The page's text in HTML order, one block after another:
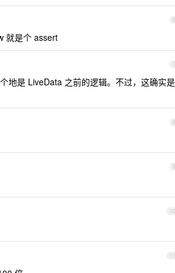
6
就是个 assert
7
地是 LiveData 之前的逻辑。不过，这确实是
8
9
10
11